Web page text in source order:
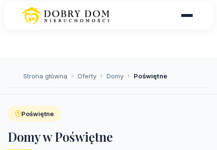
Strona główna › Oferty › Domy › Poświętne
Poświętne
Domy w Poświętne